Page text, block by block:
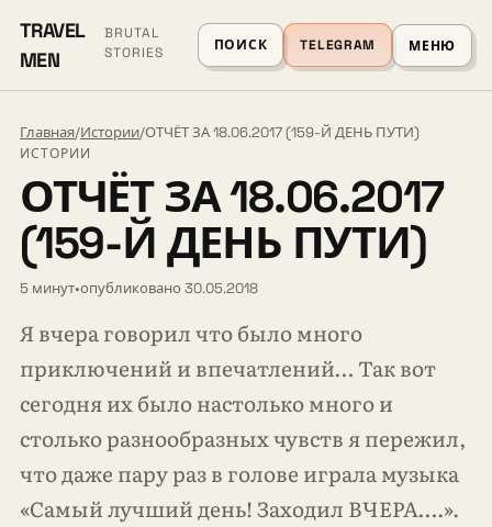
TRAVEL
MEN
BRUTAL
STORIES
ПОИСК TELEGRAM МЕНЮ
Главная/Истории/ОТЧЁТ ЗА 18.06.2017 (159-Й ДЕНЬ ПУТИ)
ИСТОРИИ
ОТЧЁТ ЗА 18.06.2017
(159-Й ДЕНЬ ПУТИ)
5 минут•опубликовано 30.05.2018
Я вчера говорил что было много
приключений и впечатлений… Так вот
сегодня их было настолько много и
столько разнообразных чувств я пережил,
что даже пару раз в голове играла музыка
«Самый лучший день! Заходил ВЧЕРА….».